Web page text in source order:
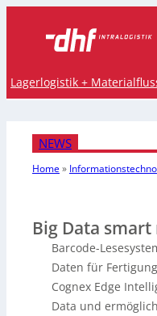
Lagerlogistik +
NEWS
Home»
Big Data
Barcode-
Daten für
Cognex Edge
Data und